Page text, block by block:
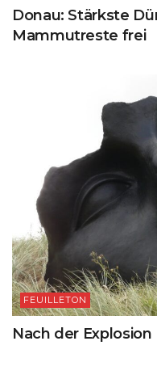
Donau: Stärkste
Mammutreste frei
FEUILLETON
Nach der Explosion